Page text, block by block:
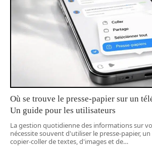
Où se trouve le presse-papier sur un
Un guide pour les utilisateurs
La gestion quotidienne des informations sur
nécessite souvent d'utiliser le presse-papier,
copier-coller de textes, d'images et de…